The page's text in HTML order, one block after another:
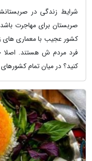
شرایط زندگی در
صربستان برای مهاجرت
کشور عجیب با معماری های
فرد مردم ش هستند. اصلا
کنید؟ در میان تمام کشورهای